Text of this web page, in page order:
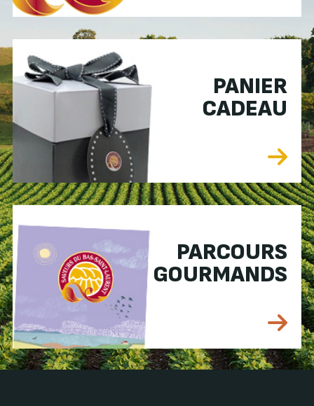
PANIER
CADEAU
PARCOURS
GOURMANDS